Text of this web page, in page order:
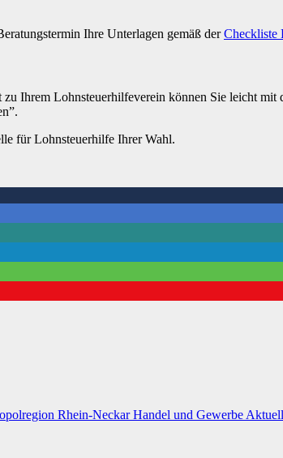
Ihre Unterlagen gemäß derCheckliste
zu Ihrem Lohnsteuerhilfeverein können Sie leicht mit
für Lohnsteuerhilfe Ihrer Wahl.
Rhein-Neckar Handel und Gewerbe Aktuell